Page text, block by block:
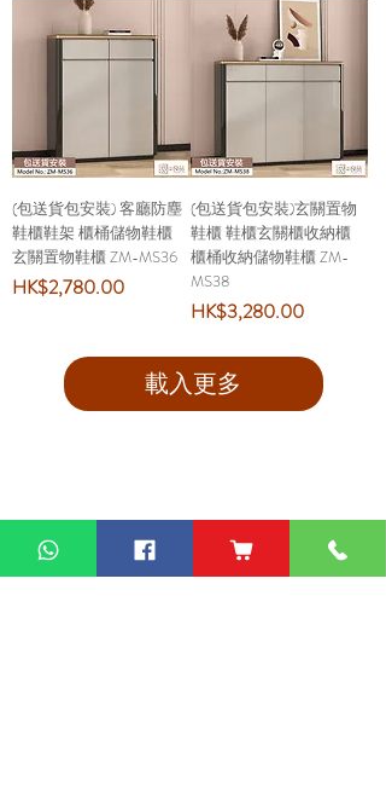
(包送貨包安裝) 客廳防塵
鞋櫃鞋架 櫃桶儲物鞋櫃
玄關置物鞋櫃 ZM-MS36
價格
HK$2,780.00
(包送貨包安裝)玄關置物
鞋櫃 鞋櫃玄關櫃收納櫃
櫃桶收納儲物鞋櫃 ZM-
MS38
價格
HK$3,280.00
載入更多